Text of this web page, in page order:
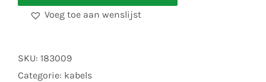
Graupner
cm
aantal
Voeg toe aan wenslijst
SKU: 183009
Categorie: kabels